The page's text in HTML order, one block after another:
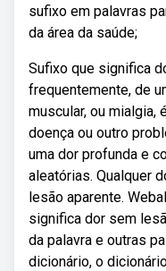
sufixo em palavras
da área da saúde;
Sufixo que significa
frequentemente, de
muscular, ou mialgia,
doença ou outro
uma dor profunda e
aleatórias. Qualquer
lesão aparente.
significa dor sem
da palavra e outras
dicionário, o